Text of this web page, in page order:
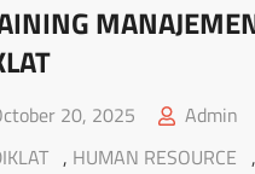
20, 2025
Admin
, HUMAN RESOURCE ,